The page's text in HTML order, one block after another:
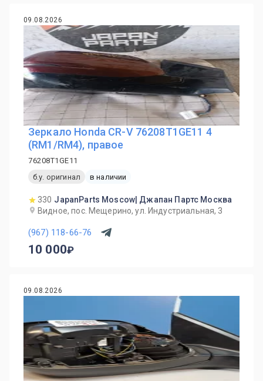
09.08.2026
Зеркало Honda CR-V 76208T1GE11 4
(RM1/RM4), правое
76208T1GE11
б.у. оригинал
в наличии
330 JapanParts Moscow| Джапан Партс Москва
Видное, пос. Мещерино, ул. Индустриальная, 3
(967) 118-66-76
10 000
09.08.2026